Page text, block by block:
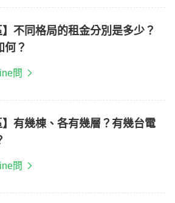
】不同格局的租金分別是多少？
何？
問
】有幾棟、各有幾層？有幾台電
問